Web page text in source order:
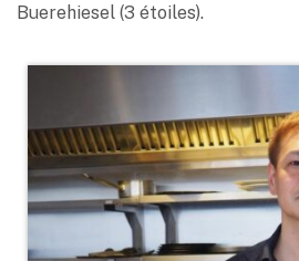
Buerehiesel (3 étoiles).